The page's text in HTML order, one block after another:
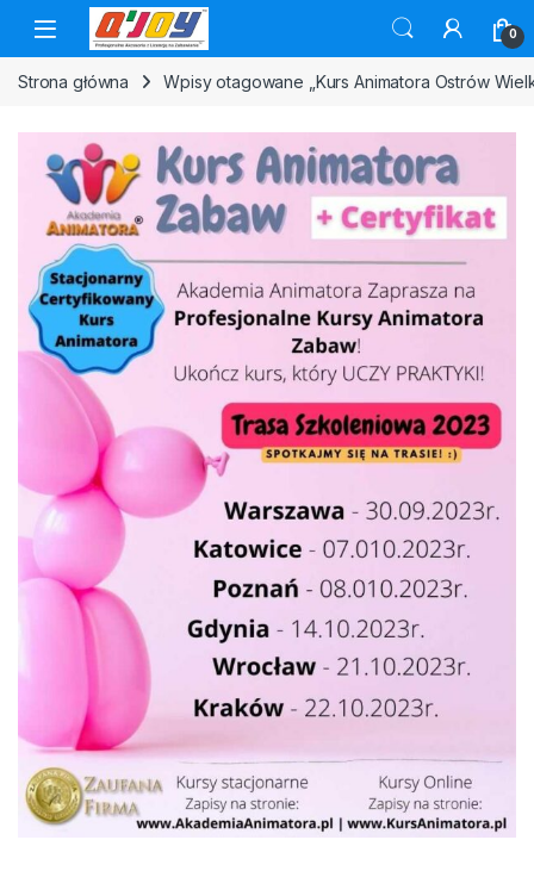
Skip to navigation
Skip to content
0
Strona główna Wpisy otagowane „Kurs Animatora Ostrów